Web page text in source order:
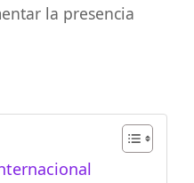
la presencia